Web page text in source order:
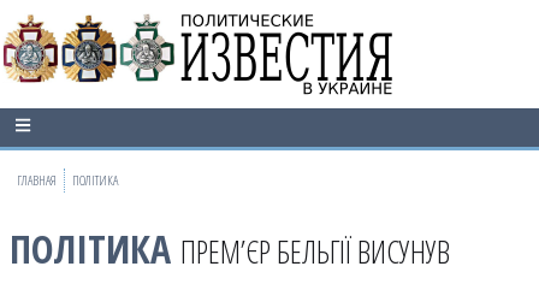
ГЛАВНАЯ ПОЛІТИКА
ПОЛІТИКА ПРЕМʼЄР БЕЛЬГІЇ ВИСУНУВ